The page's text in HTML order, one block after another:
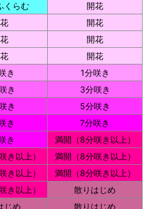
くらむ
開花
開花
開花
開花
き
1分咲き
き
3分咲き
き
5分咲き
き
7分咲き
き
満開（8分咲き以上）
き以上）
満開（8分咲き以上）
き以上）
満開（8分咲き以上）
き以上）
散りはじめ
じめ 散りはじめ